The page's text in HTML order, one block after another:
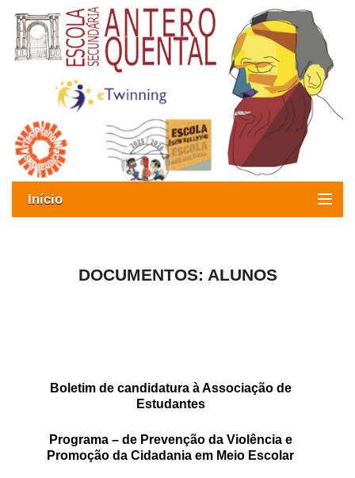
Início
Oferta formativa
Matrículas
DOCUMENTOS: ALUNOS
Boletim de candidatura à Associação de
Estudantes
Programa – de Prevenção da Violência e
Promoção da Cidadania em Meio Escolar